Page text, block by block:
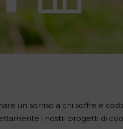
un sorriso a chi soffre e
i nostri progetti di